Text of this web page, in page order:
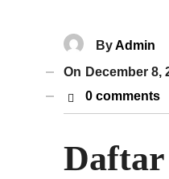
ByAdmin
On December 8,
0 comments